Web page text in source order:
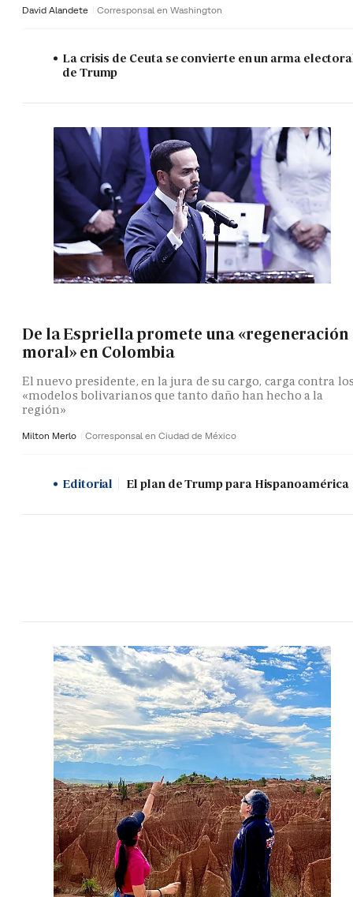
David Alandete Corresponsal en Washington
La crisis de Ceuta se convierte en un arma
de Trump
De la Espriella promete una «regeneración
moral» en Colombia
El nuevo presidente, en la jura de su cargo, carga contra
«modelos bolivarianos que tanto daño han hecho a la
región»
Milton Merlo Corresponsal en Ciudad de México
Editorial El plan de Trump para Hispanoamérica